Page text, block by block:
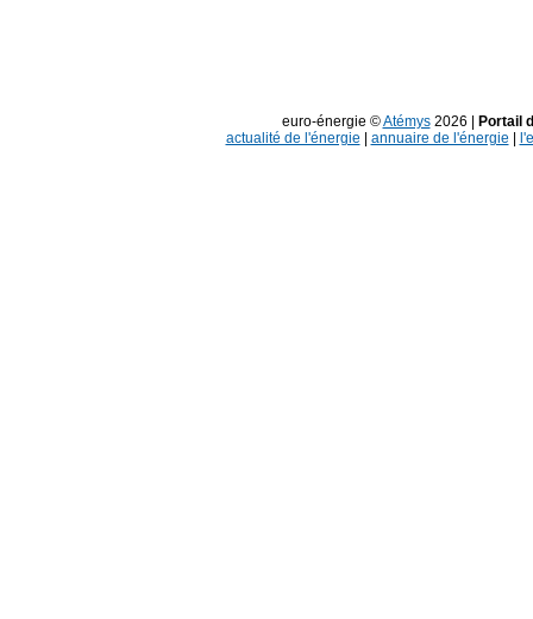
euro-énergie ©Atémys2026 |
Portail
actualité de l'énergie
annuaire de l'énergie